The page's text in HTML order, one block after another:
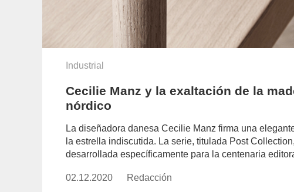
Industrial
Cecilie Manz y la exaltación de la
nórdico
La diseñadora danesa Cecilie Manz firma una
la estrella indiscutida. La serie, titulada Post
desarrollada específicamente para la centenaria
Publicado
02.12.2020 https://www.experimenta.es/author/
Redacción